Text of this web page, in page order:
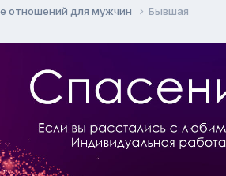
отношений для мужчин Бывшая